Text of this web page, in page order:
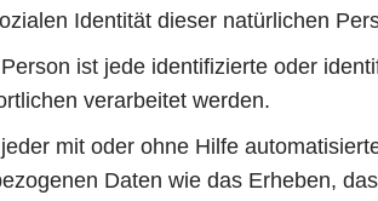
Identität dieser natürlichen
ist jede identifizierte oder
verarbeitet werden.
mit oder ohne Hilfe
Daten wie das Erheben,